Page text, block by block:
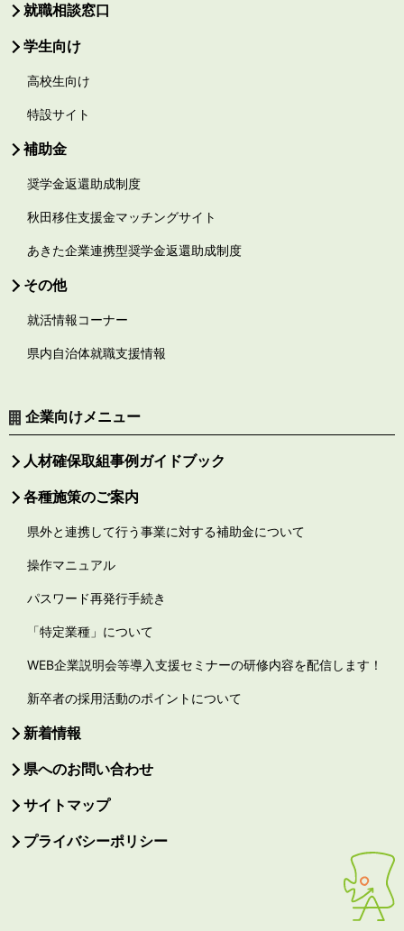
就職相談窓口
学生向け
高校生向け
特設サイト
補助金
奨学金返還助成制度
秋田移住支援金マッチングサイト
あきた企業連携型奨学金返還助成制度
その他
就活情報コーナー
県内自治体就職支援情報
企業向けメニュー
人材確保取組事例ガイドブック
各種施策のご案内
県外と連携して行う事業に対する補助金について
操作マニュアル
パスワード再発行手続き
「特定業種」について
WEB企業説明会等導入支援セミナーの研修内容を配信します！
新卒者の採用活動のポイントについて
新着情報
県へのお問い合わせ
サイトマップ
プライバシーポリシー